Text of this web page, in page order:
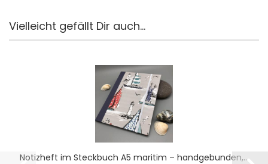
Vielleicht gefällt Dir auch...
No­tiz­heft im Steck­buch A5 ma­ri­tim – hand­ge­bun­den,...